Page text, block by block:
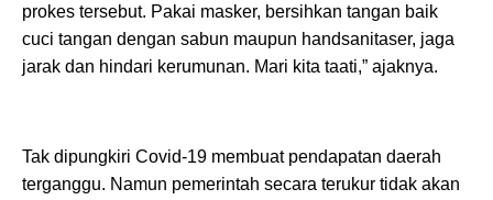
prokes tersebut. Pakai masker, bersihkan tangan baik
cuci tangan dengan sabun maupun handsanitaser, jaga
jarak dan hindari kerumunan. Mari kita taati,” ajaknya.
Tak dipungkiri Covid-19 membuat pendapatan daerah
terganggu. Namun pemerintah secara terukur tidak akan